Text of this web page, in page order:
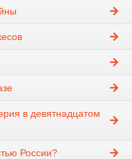
в девятнадцатом
России?